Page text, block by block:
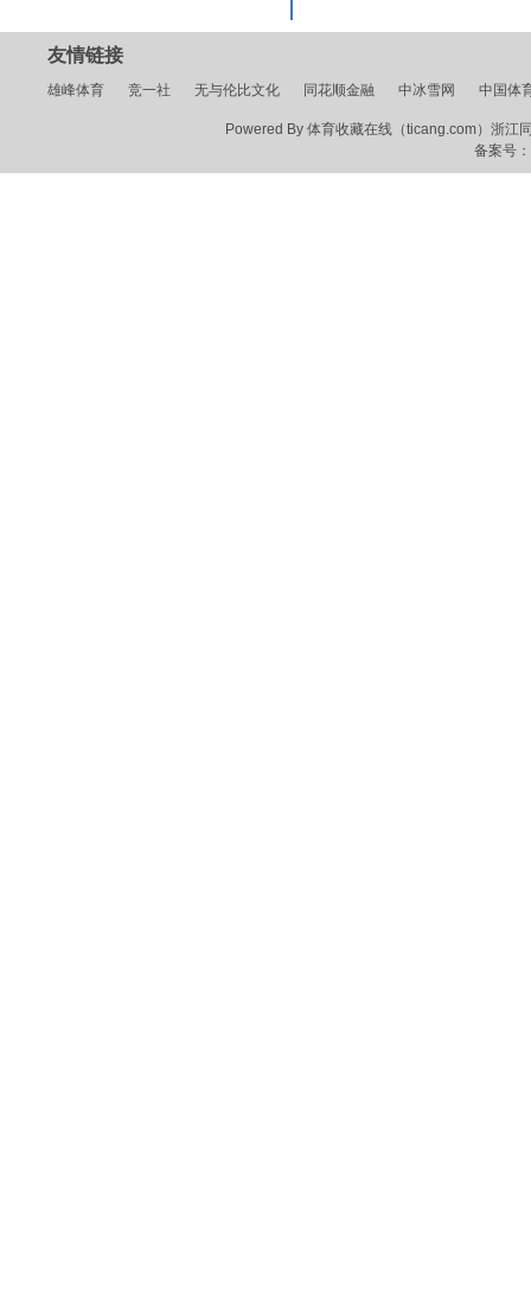
友情链接
雄峰体育 竞一社 无与伦比文化 同花顺金融 中冰雪网 中国体
Powered By 体育收藏在线（ticang.com）浙江
备案号：